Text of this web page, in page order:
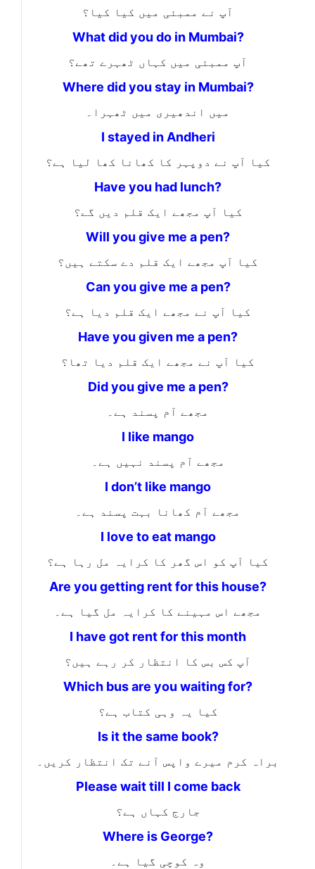
آپ نے ممبئی میں کیا کیا؟
What did you do in Mumbai?
آپ ممبئی میں کہاں ٹھہرے تھے؟
Where did you stay in Mumbai?
میں اندھیری میں ٹھہرا۔
I stayed in Andheri
کیا آپ نے دوپہر کا کھانا کھا لیا ہے؟
Have you had lunch?
کیا آپ مجھے ایک قلم دیں گے؟
Will you give me a pen?
کیا آپ مجھے ایک قلم دے سکتے ہیں؟
Can you give me a pen?
کیا آپ نے مجھے ایک قلم دیا ہے؟
Have you given me a pen?
کیا آپ نے مجھے ایک قلم دیا تھا؟
Did you give me a pen?
مجھے آم پسند ہے۔
I like mango
مجھے آم پسند نہیں ہے۔
I don’t like mango
مجھے آم کھانا بہت پسند ہے۔
I love to eat mango
کیا آپ کو اس گھر کا کرایہ مل رہا ہے؟
Are you getting rent for this house?
مجھے اس مہینے کا کرایہ مل گیا ہے۔
I have got rent for this month
آپ کس بس کا انتظار کر رہے ہیں؟
Which bus are you waiting for?
کیا یہ وہی کتاب ہے؟
Is it the same book?
براہ کرم میرے واپس آنے تک انتظار کریں۔
Please wait till I come back
جارج کہاں ہے؟
Where is George?
وہ کوچی گیا ہے۔